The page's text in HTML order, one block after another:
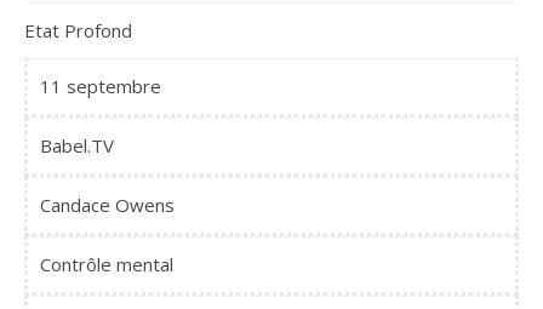
Etat Profond
11 septembre
Babel.TV
Candace Owens
Contrôle mental